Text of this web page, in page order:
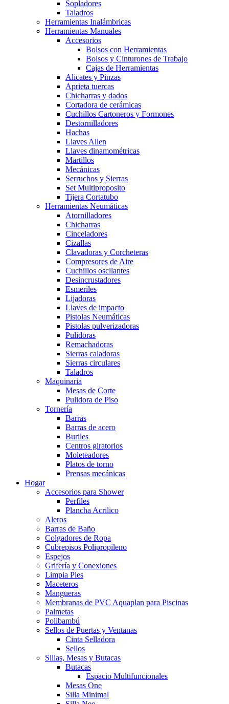
Sopladores
Taladros
Herramientas Inalámbricas
Herramientas Manuales
Accesorios
Bolsos con Herramientas
Bolsos y Cinturones de Trabajo
Cajas de Herramientas
Alicates y Pinzas
Aprieta tuercas
Chicharras y dados
Cortadora de cerámicas
Cuchillos Cartoneros y Formones
Destornilladores
Hachas
Llaves Allen
Llaves dinamométricas
Martillos
Mecánicas
Serruchos y Sierras
Set Multiproposito
Tijera Cortatubo
Herramientas Neumáticas
Atornilladores
Chicharras
Cinceladores
Cizallas
Clavadoras y Corcheteras
Compresores de Aire
Cuchillos oscilantes
Desincrustadores
Esmeriles
Lijadoras
Llaves de impacto
Pistolas Neumáticas
Pistolas pulverizadoras
Pulidoras
Remachadoras
Sierras caladoras
Sierras circulares
Taladros
Maquinaria
Mesas de Corte
Pulidora de Piso
Tornería
Barras
Barras de acero
Buriles
Centros giratorios
Moleteadores
Platos de torno
Prensas mecánicas
Hogar
Accesorios para Shower
Perfiles
Plancha Acrilico
Aleros
Barras de Baño
Colgadores de Ropa
Cubrepisos Polipropileno
Espejos
Grifería y Conexiones
Limpia Pies
Maceteros
Mangueras
Membranas de PVC Aquaplan para Piscinas
Palmetas
Polibambú
Sellos de Puertas y Ventanas
Cinta Selladora
Sellos
Sillas, Mesas y Butacas
Butacas
Espacio Multifuncionales
Mesas One
Silla Minimal